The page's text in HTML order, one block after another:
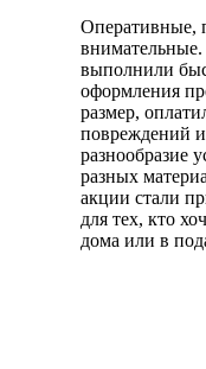
Оперативные,
внимательные.
выполнили
оформления
размер,
повреждений
разнообразие
разных
акции стали
для тех, кто
дома или в